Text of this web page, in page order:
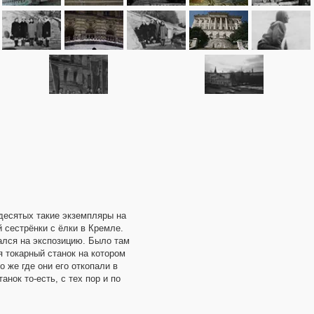
такие экземпляры на
с ёлки в Кремле.
на экспозицию. Было там
станок на котором
где они его откопали в
то-есть, с тех пор и по